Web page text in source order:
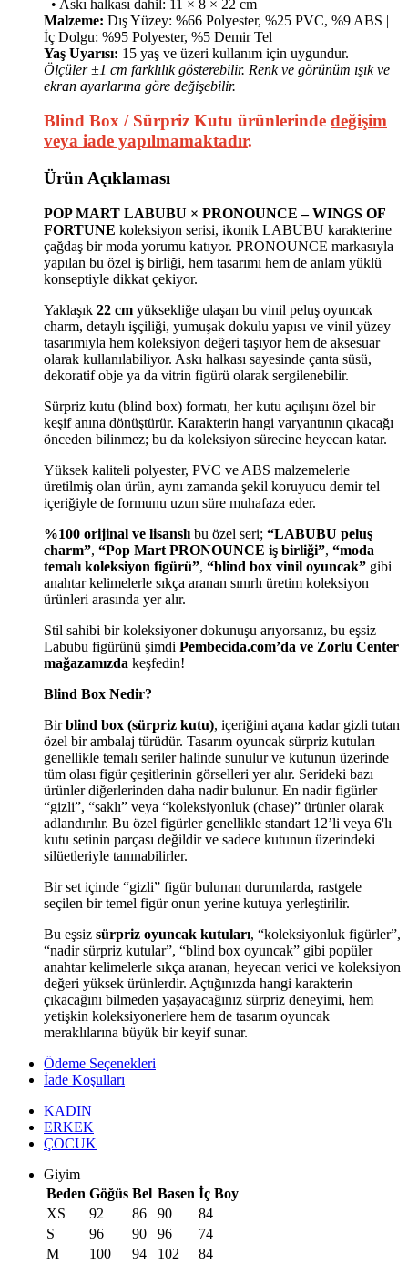
• Askı halkası dahil: 11 × 8 × 22 cm
Malzeme: Dış Yüzey: %66 Polyester, %25 PVC, %9 ABS |
İç Dolgu: %95 Polyester, %5 Demir Tel
Yaş Uyarısı: 15 yaş ve üzeri kullanım için uygundur.
Ölçüler ±1 cm farklılık gösterebilir. Renk ve görünüm ışık ve
ekran ayarlarına göre değişebilir.
Blind Box / Sürpriz Kutu ürünlerinde değişim
veya iade yapılmamaktadır.
Ürün Açıklaması
POP MART LABUBU × PRONOUNCE – WINGS OF
FORTUNE koleksiyon serisi, ikonik LABUBU karakterine
çağdaş bir moda yorumu katıyor. PRONOUNCE markasıyla
yapılan bu özel iş birliği, hem tasarımı hem de anlam yüklü
konseptiyle dikkat çekiyor.
Yaklaşık 22 cm yüksekliğe ulaşan bu vinil peluş oyuncak
charm, detaylı işçiliği, yumuşak dokulu yapısı ve vinil yüzey
tasarımıyla hem koleksiyon değeri taşıyor hem de aksesuar
olarak kullanılabiliyor. Askı halkası sayesinde çanta süsü,
dekoratif obje ya da vitrin figürü olarak sergilenebilir.
Sürpriz kutu (blind box) formatı, her kutu açılışını özel bir
keşif anına dönüştürür. Karakterin hangi varyantının çıkacağı
önceden bilinmez; bu da koleksiyon sürecine heyecan katar.
Yüksek kaliteli polyester, PVC ve ABS malzemelerle
üretilmiş olan ürün, aynı zamanda şekil koruyucu demir tel
içeriğiyle de formunu uzun süre muhafaza eder.
%100 orijinal ve lisanslı bu özel seri; “LABUBU peluş
charm”, “Pop Mart PRONOUNCE iş birliği”, “moda
temalı koleksiyon figürü”, “blind box vinil oyuncak” gibi
anahtar kelimelerle sıkça aranan sınırlı üretim koleksiyon
ürünleri arasında yer alır.
Stil sahibi bir koleksiyoner dokunuşu arıyorsanız, bu eşsiz
Labubu figürünü şimdi Pembecida.com’da ve Zorlu Center
mağazamızda keşfedin!
Blind Box Nedir?
Birblind box (sürpriz kutu), içeriğini açana kadar gizli tutan
özel bir ambalaj türüdür. Tasarım oyuncak sürpriz kutuları
genellikle temalı seriler halinde sunulur ve kutunun üzerinde
tüm olası figür çeşitlerinin görselleri yer alır. Serideki bazı
ürünler diğerlerinden daha nadir bulunur. En nadir figürler
“gizli”, “saklı” veya “koleksiyonluk (chase)” ürünler olarak
adlandırılır. Bu özel figürler genellikle standart 12’li veya 6'lı
kutu setinin parçası değildir ve sadece kutunun üzerindeki
silüetleriyle tanınabilirler.
Bir set içinde “gizli” figür bulunan durumlarda, rastgele
seçilen bir temel figür onun yerine kutuya yerleştirilir.
Bu eşsiz sürpriz oyuncak kutuları, “koleksiyonluk figürler”,
“nadir sürpriz kutular”, “blind box oyuncak” gibi popüler
anahtar kelimelerle sıkça aranan, heyecan verici ve koleksiyon
değeri yüksek ürünlerdir. Açtığınızda hangi karakterin
çıkacağını bilmeden yaşayacağınız sürpriz deneyimi, hem
yetişkin koleksiyonerlere hem de tasarım oyuncak
meraklılarına büyük bir keyif sunar.
Ödeme Seçenekleri
İade Koşulları
KADIN
ERKEK
ÇOCUK
Giyim
Beden Göğüs Bel Basen İç Boy
XS
92 86 90
84
S
96 90 96
74
M
100 94 102
84